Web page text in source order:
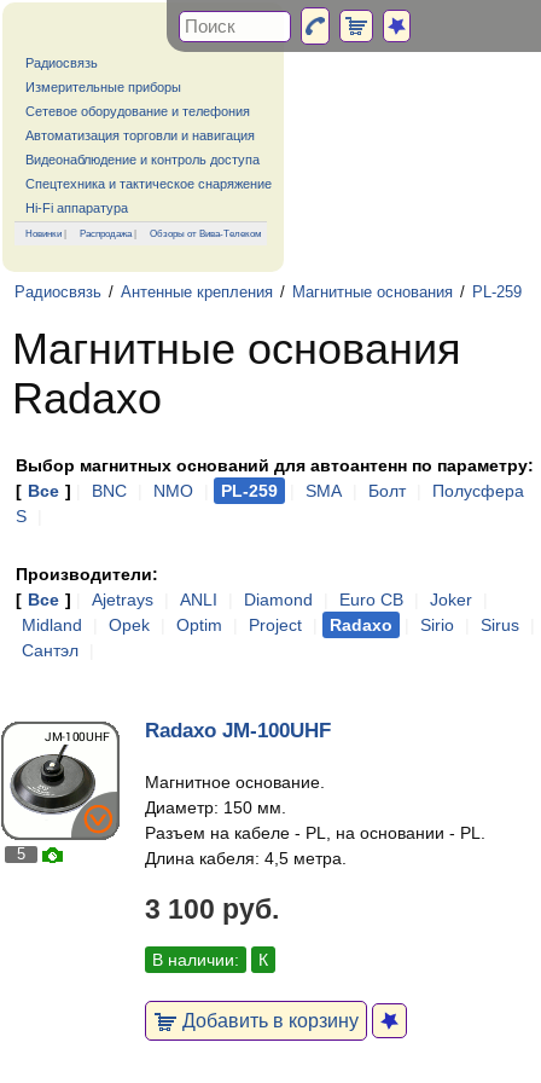
Радиосвязь
Измерительные приборы
Сетевое оборудование и телефония
Автоматизация торговли и навигация
Видеонаблюдение и контроль доступа
Спецтехника и тактическое снаряжение
Hi-Fi аппаратура
Новинки | Распродажа| Обзоры от Вива-Телеком
Радиосвязь / Антенные крепления / Магнитные основания / PL-259
Магнитные основания
Radaxo
Выбор магнитных оснований для автоантенн по параметру:
[ Все ] BNC NMO PL-259 SMA Болт
Полусфера
S
Производители:
[ Все ] Ajetrays ANLI Diamond Euro CB Joker
Midland
Opek Optim Project Radaxo Sirio Sirus
Сантэл
5
Radaxo JM-100UHF
Магнитное основание.
Диаметр: 150 мм.
Разъем на кабеле - PL, на основании - PL.
Длина кабеля: 4,5 метра.
3 100 руб.
В наличии: К
Добавить в корзину